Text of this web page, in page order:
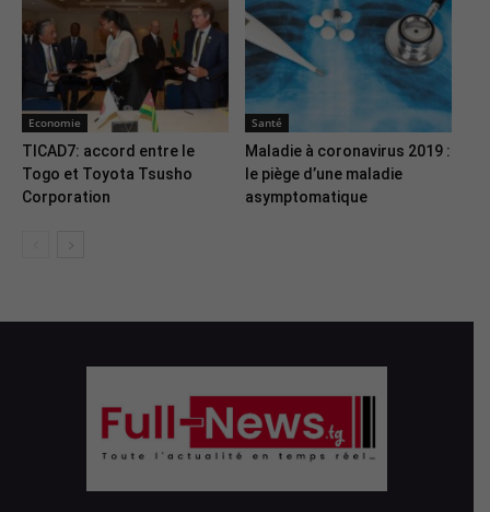
Economie
TICAD7: accord entre le
Togo et Toyota Tsusho
Corporation
Santé
Maladie à coronavirus 2019 :
le piège d’une maladie
asymptomatique